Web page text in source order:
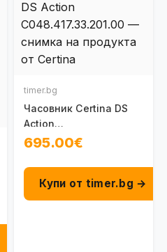
timer.bg
Часовник Certina DS
Action
C048.417.33.201.00
695.00€
Купи от timer.bg →